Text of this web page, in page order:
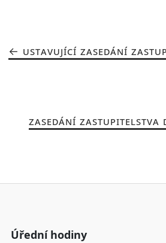
USTAVUJÍCÍ ZASEDÁNÍ
ZASEDÁNÍ
Úřední hodiny